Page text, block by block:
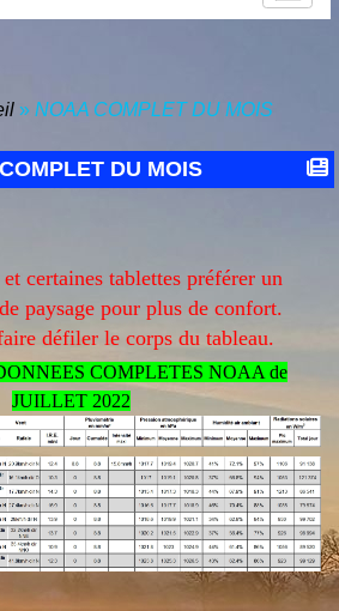
» NOAA COMPLET DU MOIS
DU MOIS
certaines tablettes préférer un
paysage pour plus de confort.
défiler le corps du tableau.
COMPLETES NOAA de
JUILLET 2022